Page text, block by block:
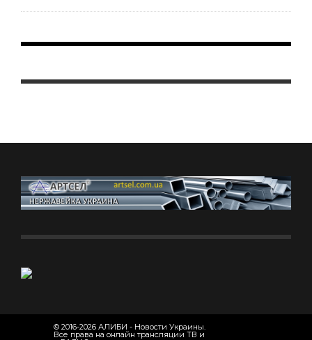
© 2016-2026 АЛИБИ - Новости Украины.
Все права на онлайн трансляции ТВ и